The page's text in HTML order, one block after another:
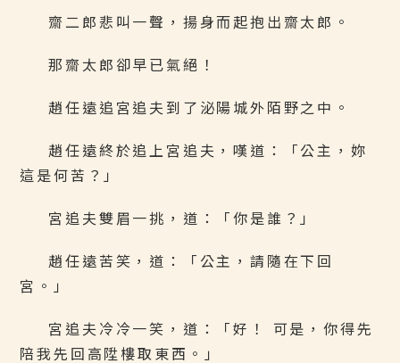
齋二郎悲叫一聲，揚身而起抱出齋太郎。
那齋太郎卻早已氣絕！
趙任遠追宮追夫到了泌陽城外陌野之中。
趙任遠終於追上宮追夫，嘆道：「公主，妳
這是何苦？」
宮追夫雙眉一挑，道：「你是誰？」
趙任遠苦笑，道：「公主，請隨在下回
宮。」
宮追夫冷冷一笑，道：「好！ 可是，你得先
陪我先回高陞樓取東西。」